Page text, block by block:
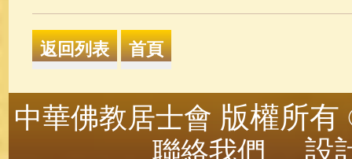
中華佛教居士會 版權所
聯絡我們
設